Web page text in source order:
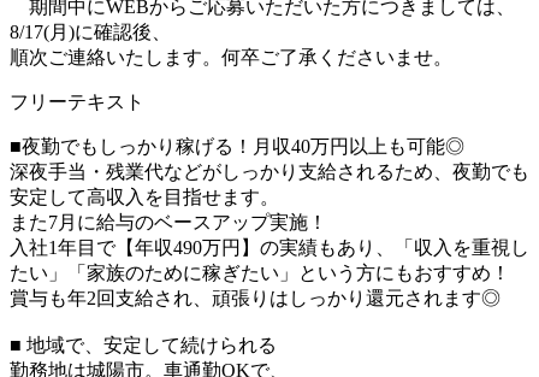
期間中にWEBからご応募いただいた方につきましては、
8/17(月)に確認後、
順次ご連絡いたします。何卒ご了承くださいませ。
フリーテキスト
■夜勤でもしっかり稼げる！月収40万円以上も可能◎
深夜手当・残業代などがしっかり支給されるため、夜勤でも
安定して高収入を目指せます。
また7月に給与のベースアップ実施！
入社1年目で【年収490万円】の実績もあり、「収入を重視し
たい」「家族のために稼ぎたい」という方にもおすすめ！
賞与も年2回支給され、頑張りはしっかり還元されます◎
■ 地域で、安定して続けられる
勤務地は城陽市。車通勤OKで、